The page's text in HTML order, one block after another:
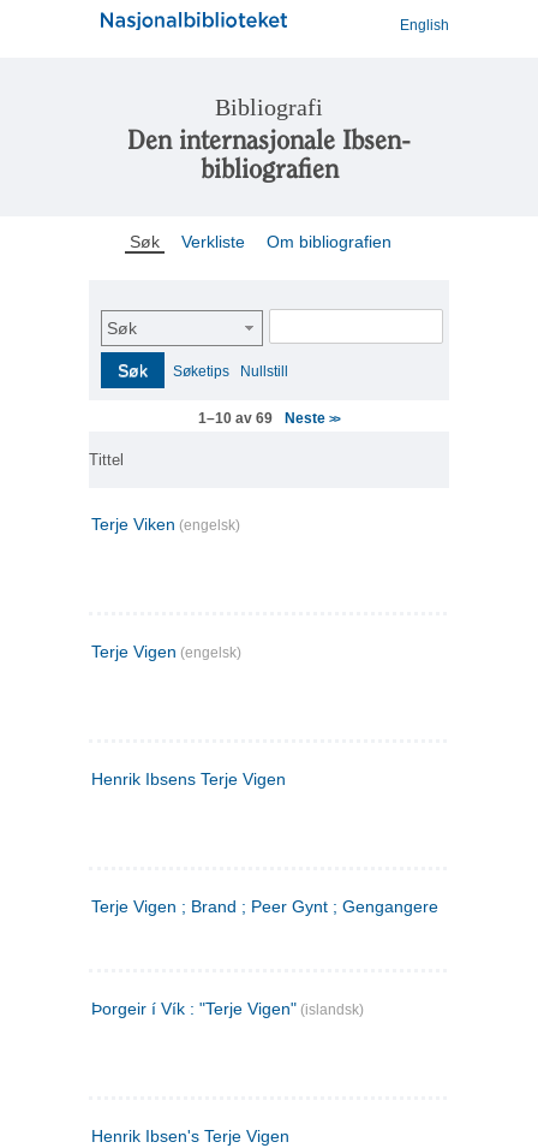
English
Bibliografi
Den internasjonale Ibsen-
bibliografien
Søk Verkliste Om bibliografien
Søk
Søk Søketips Nullstill
1–10 av 69 Neste>>
Tittel
Terje Viken (engelsk)
Terje Vigen (engelsk)
Henrik Ibsens Terje Vigen
Terje Vigen ; Brand ; Peer Gynt ; Gengangere
Þorgeir í Vík : "Terje Vigen" (islandsk)
Henrik Ibsen's Terje Vigen